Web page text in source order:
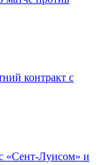
контракт с
«Сент-Луисом» и